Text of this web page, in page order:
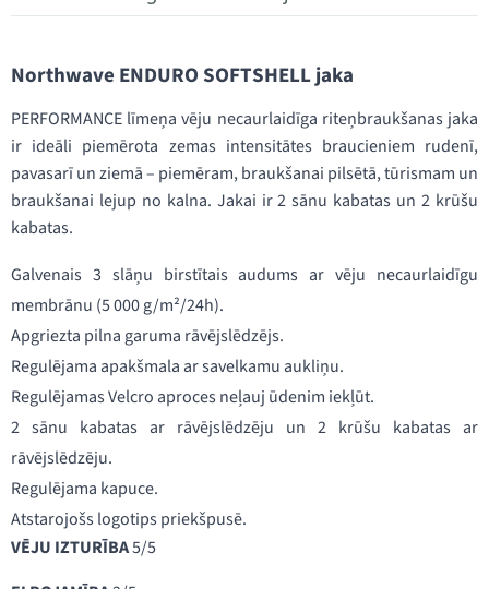
Northwave ENDURO SOFTSHELL jaka
PERFORMANCE līmeņa vēju necaurlaidīga riteņbraukšanas jaka
ir ideāli piemērota zemas intensitātes braucieniem rudenī,
pavasarī un ziemā – piemēram, braukšanai pilsētā, tūrismam un
braukšanai lejup no kalna. Jakai ir 2 sānu kabatas un 2 krūšu
kabatas.
Galvenais 3 slāņu birstītais audums ar vēju necaurlaidīgu
membrānu (5 000 g/m²/24h).
Apgriezta pilna garuma rāvējslēdzējs.
Regulējama apakšmala ar savelkamu aukliņu.
Regulējamas Velcro aproces neļauj ūdenim iekļūt.
2 sānu kabatas ar rāvējslēdzēju un 2 krūšu kabatas ar
rāvējslēdzēju.
Regulējama kapuce.
Atstarojošs logotips priekšpusē.
VĒJU IZTURĪBA5/5